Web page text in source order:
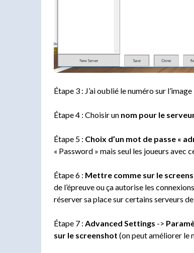
Étape 3 : J’ai oublié le numéro sur
Étape 4 : Choisir un nom pour le
Étape 5 : Choix d’un mot de passe «
« Password » mais seul les joueurs avec
Étape 6 : Mettre comme sur le
de l’épreuve ou ça autorise les
réserver sa place sur certains serveurs de
Étape 7 : Advanced Settings ->
sur le screenshot (on peut améliorer le